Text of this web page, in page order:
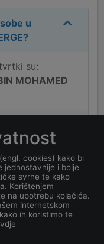
u
?
su:
MOHAMED
AMAN
cookies) kako bi
jednostavnije i bolje
svrhe te kako
Korištenjem
na upotrebu kolačića.
internetskom
ih koristimo te